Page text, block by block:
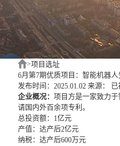
>项目选址
6月第7期优质项目：智能机器
发布时间：2025.01.02 来源：
已
企业概况： 项目方是一家致力
请国内外百余项专利。
总投资额： 1亿元
产值： 达产后2亿元
纳税： 达产后600万元